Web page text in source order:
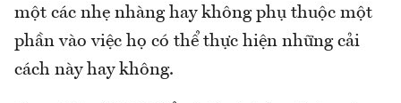
một các nhẹ nhàng hay không phụ thuộc một
phần vào việc họ có thể thực hiện những cải
cách này hay không.